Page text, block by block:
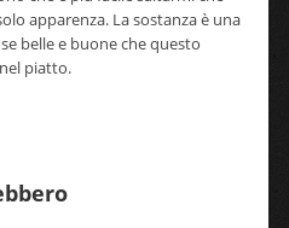
apparenza. La sostanza è una
belle e buone che questo
piatto.